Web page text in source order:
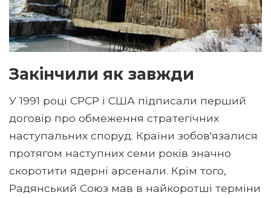
Закінчили як завжди
У 1991 році СРСР і США підписали перший
договір про обмеження стратегічних
наступальних споруд. Країни зобов'язалися
протягом наступних семи років значно
скоротити ядерні арсенали. Крім того,
Радянський Союз мав в найкоротші терміни